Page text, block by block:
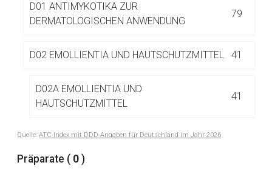
D01 ANTIMYKOTIKA ZUR
DERMATOLOGISCHEN ANWENDUNG
79
D02 EMOLLIENTIA UND HAUTSCHUTZMITTEL 41
D02A EMOLLIENTIA UND
HAUTSCHUTZMITTEL
41
D02AB Zink-haltige Mittel
Quelle: ATC-Index mit DDD-Angaben für Deutschland im Jahr 2026
Präparate ( 0 )